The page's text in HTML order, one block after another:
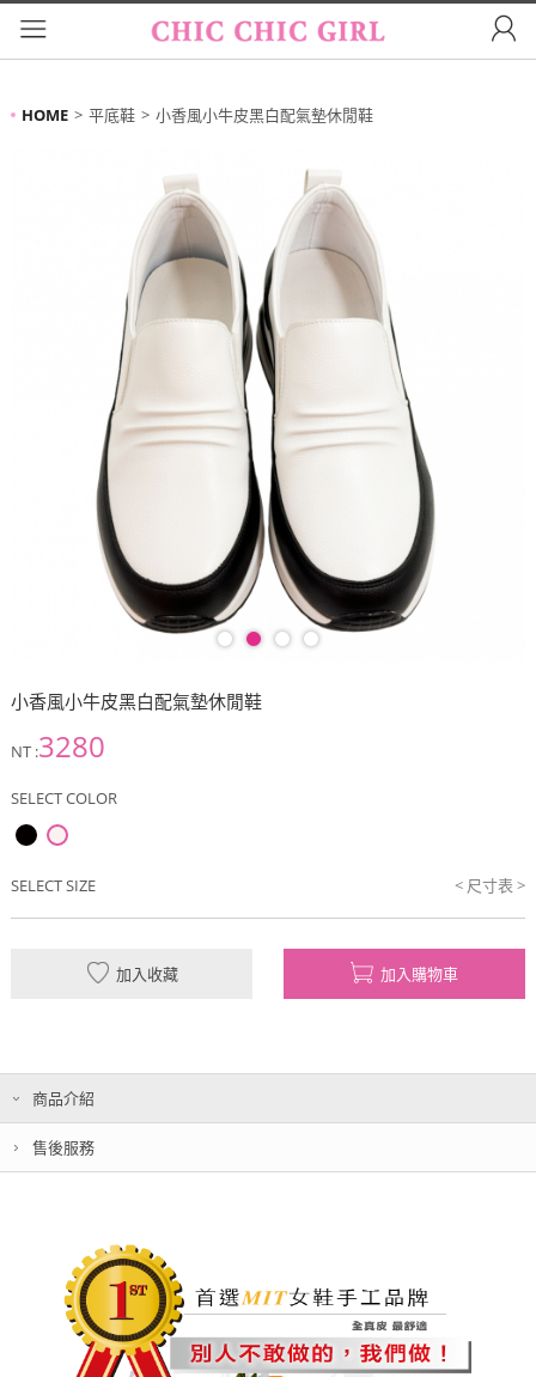
HOME 平底鞋 小香風小牛皮黑白配氣墊休閒鞋
小香風小牛皮黑白配氣墊休閒鞋
NT :3280
SELECT COLOR
< 尺寸表 >
SELECT SIZE
加入收藏 加入購物車
商品介紹
售後服務